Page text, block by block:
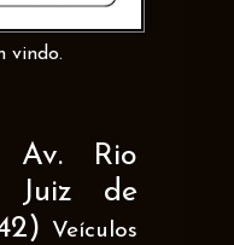
vindo.
Av. Rio
Juiz de
Veículos